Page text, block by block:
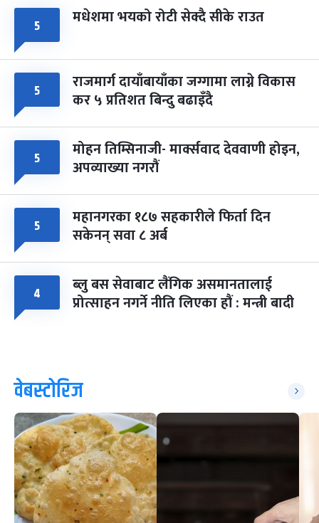
५ मधेशमा भयको रोटी सेक्दै सीके राउत
५ राजमार्ग दायाँबायाँका जग्गामा लाग्ने विकास
कर ५ प्रतिशत बिन्दु बढाइँदै
५ मोहन तिम्सिनाजी- मार्क्सवाद देववाणी होइन,
अपव्याख्या नगरौं
५ महानगरका १८७ सहकारीले फिर्ता दिन
सकेनन् सवा ८ अर्ब
४ ब्लु बस सेवाबाट लैंगिक असमानतालाई
प्रोत्साहन नगर्ने नीति लिएका हौं : मन्त्री बादी
वेबस्टोरिज